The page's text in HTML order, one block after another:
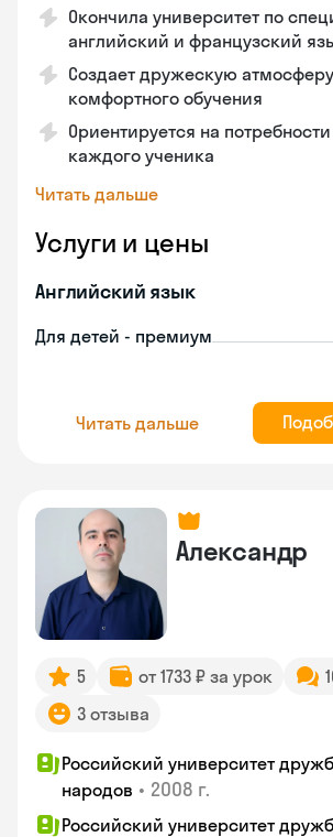
Окончила университет по
английский и французский
Создает дружескую
комфортного обучения
Ориентируется на
каждого ученика
Читать дальше
Услуги и цены
Английский язык
Для детей - премиум
Читать дальше
Александр
5 от 1733 ₽ за урок
3 отзыва
Российский университет
народов • 2008 г.
Российский университет